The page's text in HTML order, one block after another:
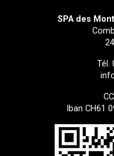
SPA des
Tél.
Iban CH61